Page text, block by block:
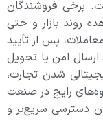
برخی فروشندگان
روند بازار و حتی
پس از تأیید
امن یا تحویل
شدن تجارت،
رایج در صنعت
دسترسی سریع‌تر و